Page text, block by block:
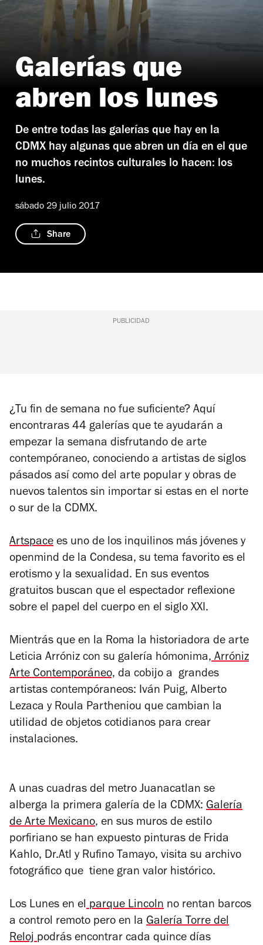
Galerías que
abren los lunes
De entre todas las galerías que hay en la
CDMX hay algunas que abren un día en el que
no muchos recintos culturales lo hacen: los
lunes.
sábado 29 julio 2017
Share
PUBLICIDAD
¿Tu fin de semana no fue suficiente? Aquí
encontraras 44 galerías que te ayudarán a
empezar la semana disfrutando de arte
contempóraneo, conociendo a artistas de siglos
pásados así como del arte popular y obras de
nuevos talentos sin importar si estas en el norte
o sur de la CDMX.
Artspace es uno de los inquilinos más jóvenes y
openmind de la Condesa, su tema favorito es el
erotismo y la sexualidad. En sus eventos
gratuitos buscan que el espectador reflexione
sobre el papel del cuerpo en el siglo XXI.
Mientrás que en la Roma la historiadora de arte
Leticia Arróniz con su galería hómonima,Arróniz
Arte Contemporáneo, da cobijo a grandes
artistas contempóraneos: Iván Puig, Alberto
Lezaca y Roula Partheniou que cambian la
utilidad de objetos cotidianos para crear
instalaciones.
A unas cuadras del metro Juanacatlan se
alberga la primera galería de la CDMX: Galería
de Arte Mexicano, en sus muros de estilo
porfiriano se han expuesto pinturas de Frida
Kahlo, Dr.Atl y Rufino Tamayo, visita su archivo
fotográfico que tiene gran valor histórico.
Los Lunes en elparque Lincoln no rentan barcos
a control remoto pero en la Galería Torre del
Relojpodrás encontrar cada quince días